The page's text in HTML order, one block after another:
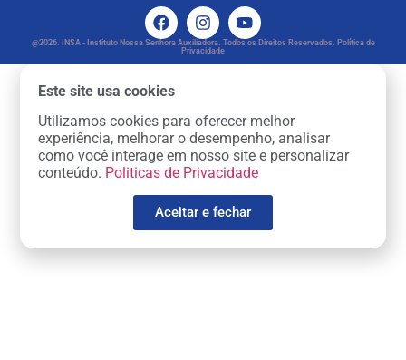
@2026. INSA - Instituto Nossa Senhora Auxiliadora. Todos os Direitos Reservados. Política de
Privacidade
Este site usa cookies
Utilizamos cookies para oferecer melhor
experiência, melhorar o desempenho, analisar
como você interage em nosso site e personalizar
conteúdo. Politicas de Privacidade
Aceitar e fechar